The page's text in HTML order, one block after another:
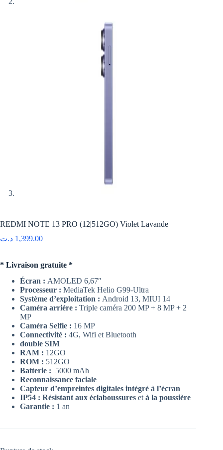
REDMI NOTE 13 PRO (12|512GO) Violet Lavande
1,399.00 د.ت
* Livraison gratuite *
Écran : AMOLED 6,67″
Processeur : MediaTek Helio G99-Ultra
Système d’exploitation : Android 13, MIUI 14
Caméra arriére : Triple caméra 200 MP + 8 MP + 2
MP
Caméra Selfie : 16 MP
Connectivité : 4G, Wifi et Bluetooth
double SIM
RAM : 12GO
ROM : 512GO
Batterie : 5000 mAh
Reconnaissance faciale
Capteur d’empreintes digitales intégré à l’écran
IP54 : Résistant aux éclaboussures et à la poussière
Garantie : 1 an